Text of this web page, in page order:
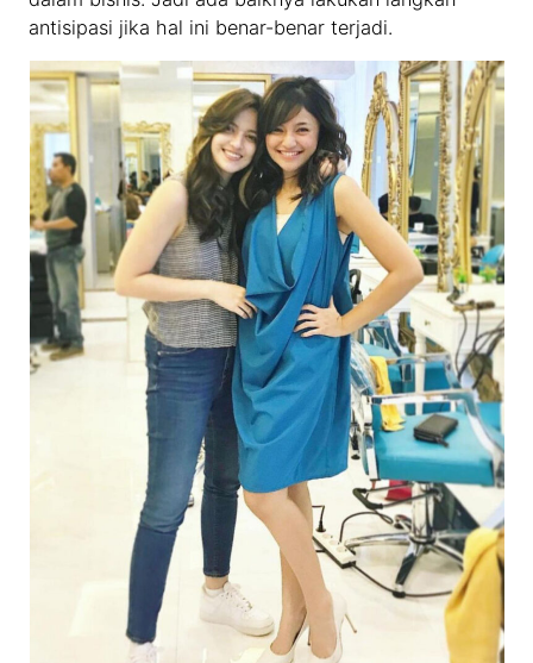
antisipasi jika hal ini benar-benar terjadi.